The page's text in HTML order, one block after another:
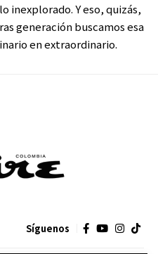
inexplorado. Y eso, quizás,
generación buscamos esa
en extraordinario.
Síguenos